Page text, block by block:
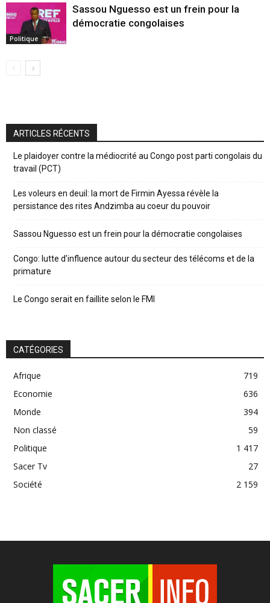
Politique
Sassou Nguesso est un frein pour la
démocratie congolaises
ARTICLES RÉCENTS
Le plaidoyer contre la médiocrité au Congo post parti congolais du
travail (PCT)
Les voleurs en deuil: la mort de Firmin Ayessa révèle la
persistance des rites Andzimba au coeur du pouvoir
Sassou Nguesso est un frein pour la démocratie congolaises
Congo: lutte d’influence autour du secteur des télécoms et de la
primature
Le Congo serait en faillite selon le FMI
CATÉGORIES
Afrique
719
Economie
636
Monde
394
Non classé
59
Politique
1 417
Sacer Tv
27
Société
2 159